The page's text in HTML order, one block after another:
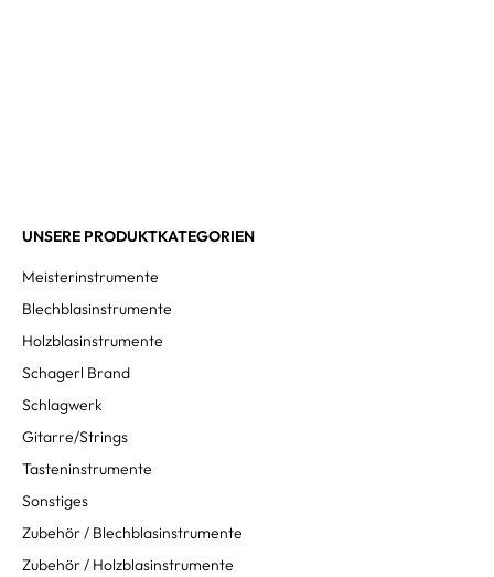
UNSERE PRODUKTKATEGORIEN
Meisterinstrumente
Blechblasinstrumente
Holzblasinstrumente
Schagerl Brand
Schlagwerk
Gitarre/Strings
Tasteninstrumente
Sonstiges
Zubehör / Blechblasinstrumente
Zubehör / Holzblasinstrumente